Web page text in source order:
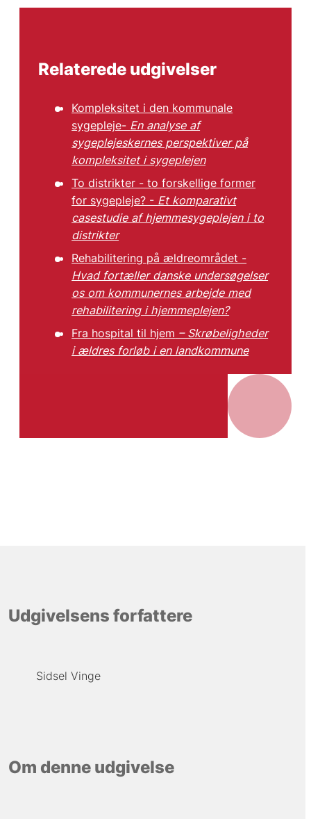
Relaterede udgivelser
Kompleksitet i den kommunale
sygepleje- En analyse af
sygeplejeskernes perspektiver på
kompleksitet i sygeplejen
To distrikter - to forskellige former
for sygepleje? - Et komparativt
casestudie af hjemmesygeplejen i to
distrikter
Rehabilitering på ældreområdet -
Hvad fortæller danske undersøgelser
os om kommunernes arbejde med
rehabilitering i hjemmeplejen?
Fra hospital til hjem – Skrøbeligheder
i ældres forløb i en landkommune
Udgivelsens forfattere
Sidsel Vinge
Om denne udgivelse